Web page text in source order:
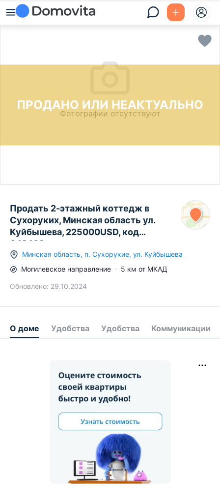
ПРОДАНО ИЛИ НЕАКТУАЛЬНО
Фотографии отсутствуют
Продать 2-этажный коттедж в
Сухоруких, Минская область ул.
Куйбышева, 225000USD, код
642469
Минская область, п. Сухорукие, ул. Куйбышева
Могилевское направление 5 км от МКАД
Обновлено: 29.10.2024
О доме Удобства Удобства Коммуникации